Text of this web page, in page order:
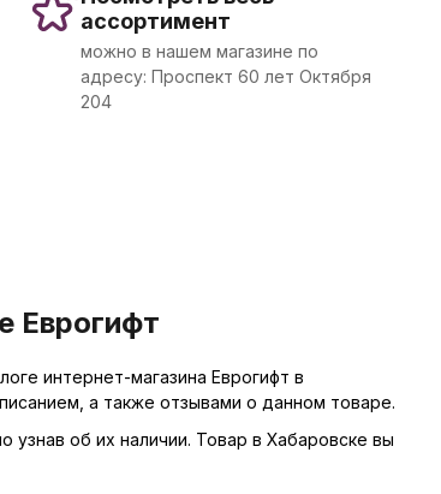
ассортимент
можно в нашем магазине по
адресу: Проспект 60 лет Октября
204
Еврогифт
интернет-магазина Еврогифт в
а также отзывами о данном товаре.
узнав об их наличии. Товар в Хабаровске вы